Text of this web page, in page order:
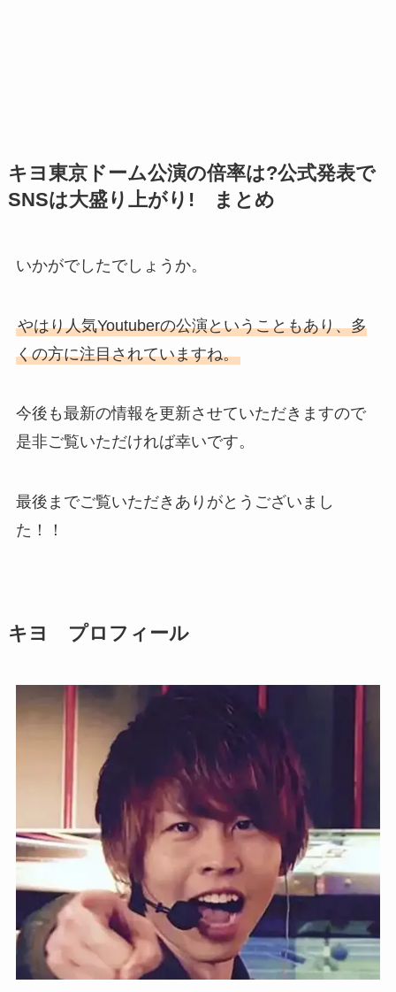
キヨ東京ドーム公演の倍率は?公式発表で
SNSは大盛り上がり! まとめ
いかがでしたでしょうか。
やはり人気Youtuberの公演ということもあり、多
くの方に注目されていますね。
今後も最新の情報を更新させていただきますので
是非ご覧いただければ幸いです。
最後までご覧いただきありがとうございまし
た！！
キヨ プロフィール